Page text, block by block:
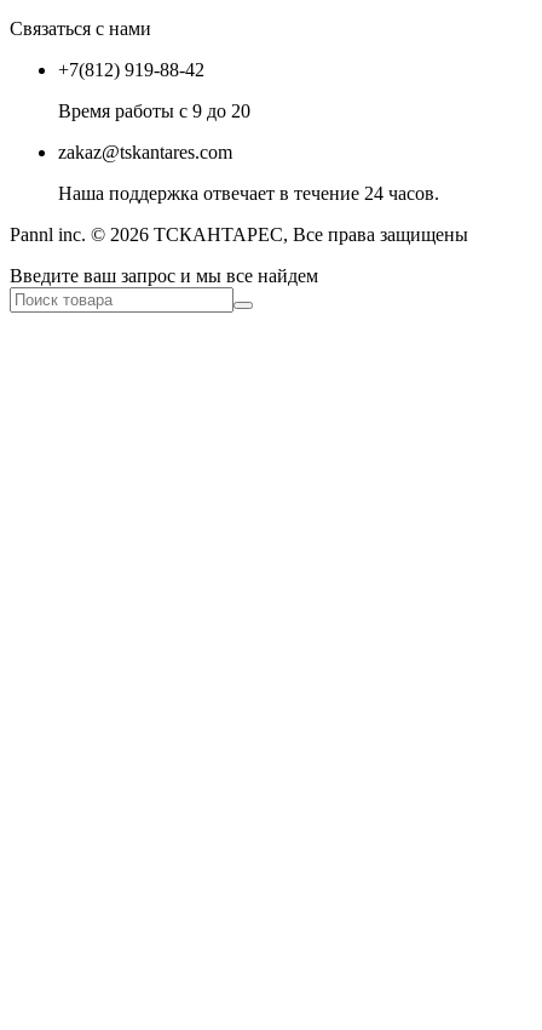
Связаться с нами
+7(812) 919-88-42
Время работы с 9 до 20
zakaz@tskantares.com
Наша поддержка отвечает в течение 24 часов.
Pannl inc. © 2026 ТСКАНТАРЕС, Все права защищены
Введите ваш запрос и мы все найдем